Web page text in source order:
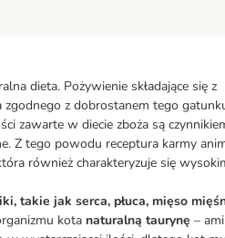
dieta. Pożywienie składające się z
z dobrostanem tego
zawarte w diecie zboża są
Z tego powodu receptura karmy
również charakteryzuje się
takie jak serca, płuca, mięso
kota naturalną taurynę –